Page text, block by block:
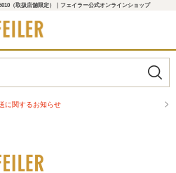
（取扱店舗限定）｜フェイラー公式オンラインショップ
に関するお知らせ